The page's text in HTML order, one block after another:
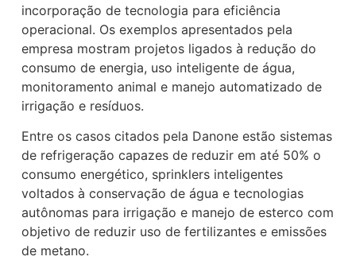
incorporação de tecnologia para eficiência
operacional. Os exemplos apresentados pela
empresa mostram projetos ligados à redução do
consumo de energia, uso inteligente de água,
monitoramento animal e manejo automatizado de
irrigação e resíduos.
Entre os casos citados pela Danone estão sistemas
de refrigeração capazes de reduzir em até 50% o
consumo energético, sprinklers inteligentes
voltados à conservação de água e tecnologias
autônomas para irrigação e manejo de esterco com
objetivo de reduzir uso de fertilizantes e emissões
de metano.